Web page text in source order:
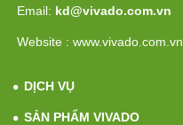
Email: kd@vivado.com.vn
Website : www.vivado.com.vn
DỊCH VỤ
SẢN PHẨM VIVADO